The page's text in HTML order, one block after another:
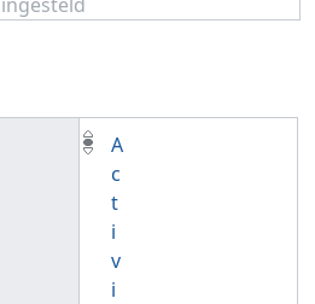
ingesteld
A
c
t
i
v
i